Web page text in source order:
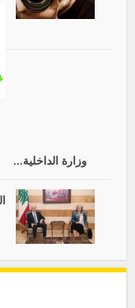
وزارة الداخلية...